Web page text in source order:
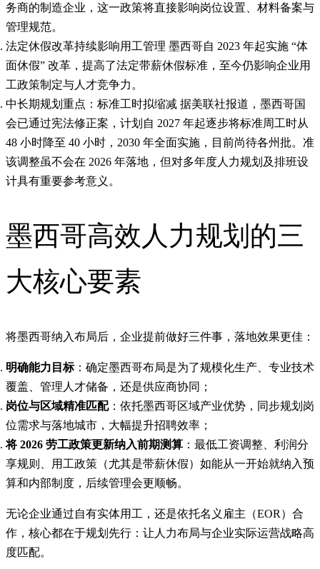
务商的制造企业，这一政策将直接影响岗位设置、材料备案与
管理规范。
法定休假改革持续影响用工管理 墨西哥自 2023 年起实施 “体
面休假” 改革，提高了法定带薪休假标准，至今仍影响企业用
工政策制定与人才竞争力。
中长期规划重点：标准工时拟缩减 据美联社报道，墨西哥国
会已通过宪法修正案，计划自 2027 年起逐步将标准周工时从
48 小时降至 40 小时，2030 年全面实施，目前尚待各州批。准
该调整虽不会在 2026 年落地，但对多年度人力规划及排班设
计具有重要参考意义。
墨西哥高效人力规划的三
大核心要素
将墨西哥纳入布局后，企业提前做好三件事，落地效果更佳：
明确能力目标：确定墨西哥布局是为了规模化生产、专业技术
覆盖、管理人才储备，还是供应商协同；
岗位与区域精准匹配：依托墨西哥区域产业优势，同步规划岗
位需求与落地城市，大幅提升招聘效率；
将 2026 劳工政策更新纳入前期测算 ：最低工资调整、利润分
享规则、用工政策（尤其是带薪休假）如能从一开始就纳入预
算和内部制度，后续管理会更顺畅。
无论企业通过自有实体用工，还是依托名义雇主（EOR）合
作，核心都在于规划先行：让人力布局与企业实际运营战略高
度匹配。